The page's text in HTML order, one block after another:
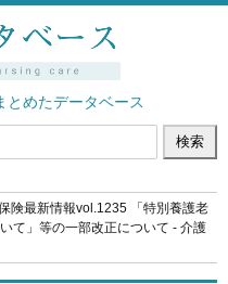
とめたデータベース
険最新情報vol.1235 「特別養護老
て」等の一部改正について - 介護